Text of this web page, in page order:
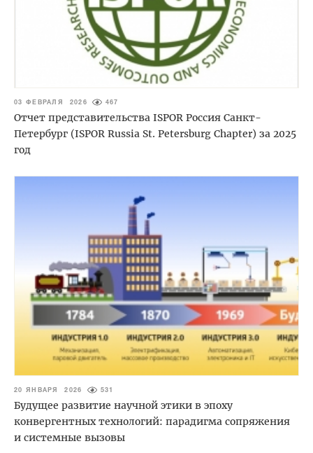
03 ФЕВРАЛЯ 2026 467
Отчет представительства ISPOR Россия Санкт-
Петербург (ISPOR Russia St. Petersburg Chapter) за 2025
год
20 ЯНВАРЯ 2026 531
Будущее развитие научной этики в эпоху
конвергентных технологий: парадигма сопряжения
и системные вызовы